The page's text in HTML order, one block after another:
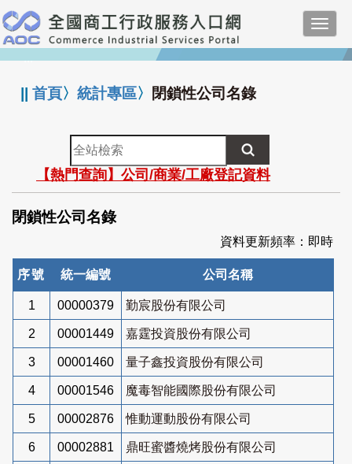
跳
到
主
要
:::
||首頁〉統計專區〉 閉鎖性公司名錄
全
站
檢
索
【熱門查詢】公司/商業/工廠登記資料
閉鎖性公司名錄
資料更新頻率：即時
序號 統一編號 公司名稱
1 00000379 勤宸股份有限公司
2 00001449 嘉霆投資股份有限公司
3 00001460 量子鑫投資股份有限公司
4 00001546 魔毒智能國際股份有限公司
5 00002876 惟動運動股份有限公司
6 00002881 鼎旺蜜醬燒烤股份有限公司